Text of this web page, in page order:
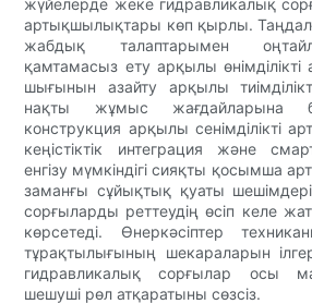
артықшылықтары көп қырлы.
жабдық талаптарымен
қамтамасыз ету арқылы
шығынын азайту арқылы
нақты жұмыс жағдайларына
конструкция арқылы сенімділікті
кеңістіктік интеграция және
енгізу мүмкіндігі сияқты қосымша
заманғы сұйықтық қуаты
сорғыларды реттеудің өсіп келе
көрсетеді. Өнеркәсіптер
тұрақтылығының шекараларын
гидравликалық сорғылар осы
шешуші рөл атқаратыны сөзсіз.